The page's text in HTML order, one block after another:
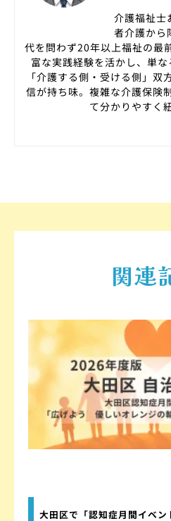
介護福祉士
者介護から
代を問わず20年以上福祉の最
富な実践経験を活かし、単
「介護する側・受ける側」
信が持ち味。複雑な介護保険
て分かりやすく
関連
大田区で「認知症月間イベ